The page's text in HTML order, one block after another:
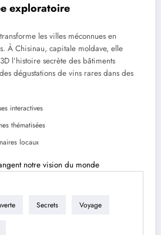
exploratoire
les villes méconnues en
À Chisinau, capitale moldave, elle
l’histoire secrète des bâtiments
dégustations de vins rares dans des
interactives
thématisées
locaux
notre vision du monde
Secrets Voyage